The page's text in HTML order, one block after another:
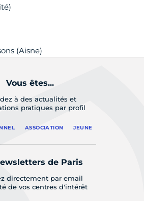
(Aisne)
Vous êtes...
à des actualités et
pratiques par profil
ASSOCIATION JEUNE
de Paris
directement par email
de vos centres d'intérêt